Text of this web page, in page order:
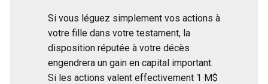
Si vous léguez simplement vos actions à
votre fille dans votre testament, la
disposition réputée à votre décès
engendrera un gain en capital important.
Si les actions valent effectivement 1 M$